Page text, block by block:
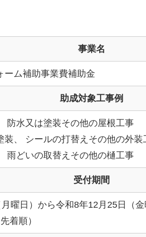
事業名
ーム補助事業費補助金
助成対象工事例
防水又は塗装その他の屋根工事
装、 シールの打替えその他の外装
雨どいの取替えその他の樋工事
受付期間
曜日）から令和8年12月25日（
着順）